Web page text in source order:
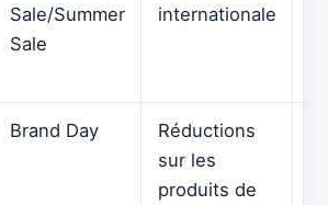
Sale/Summer
Sale
internationale
Brand Day
Réductions
sur les
produits de